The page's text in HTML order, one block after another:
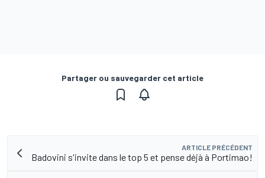
Partager ou sauvegarder cet article
ARTICLE PRÉCÉDENT
Badovini s'invite dans le top 5 et pense déjà à Portimao!